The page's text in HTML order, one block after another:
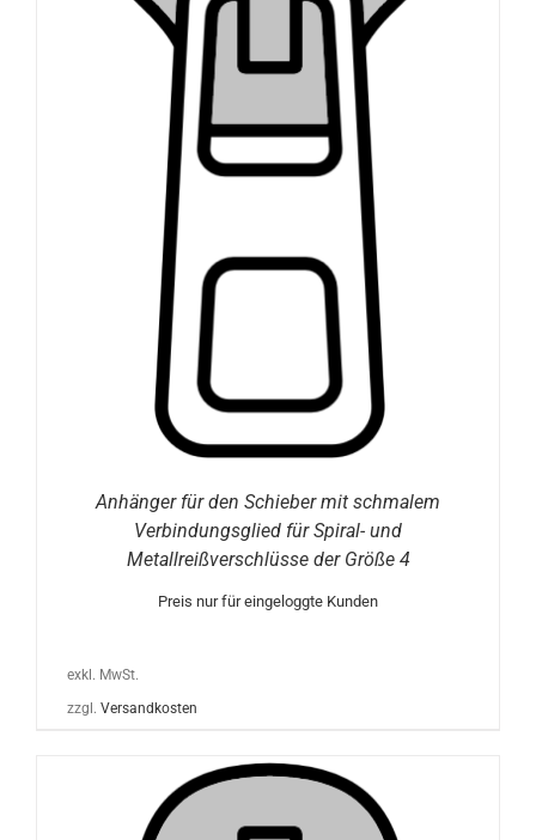
Anhänger für den Schieber mit schmalem
Verbindungsglied für Spiral- und
Metallreißverschlüsse der Größe 4
Preis nur für eingeloggte Kunden
exkl. MwSt.
zzgl. Versandkosten